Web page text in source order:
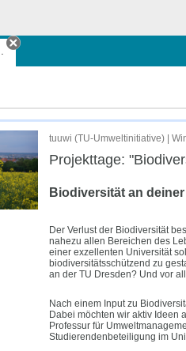
Tab schließen
tuuwi (TU-Umweltinitiative) |
Projekttage:
Biodiversität an
Der Verlust der Biodiversität
nahezu allen Bereichen des
einer exzellenten Universität
biodiversitätsschützend zu
an der TU Dresden? Und vor
Nach einem Input zu
Dabei möchten wir aktiv Ideen
Professur für
Studierendenbeteiligung im